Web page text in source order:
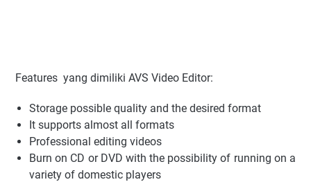
Features yang dimiliki AVS Video Editor:
Storage possible quality and the desired format
It supports almost all formats
Professional editing videos
Burn on CD or DVD with the possibility of running on a
variety of domestic players